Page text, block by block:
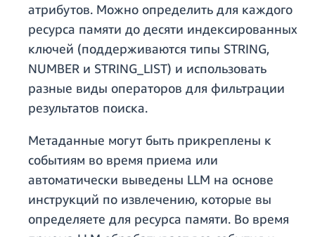
атрибутов. Можно определить для каждого
ресурса памяти до десяти индексированных
ключей (поддерживаются типы STRING,
NUMBER и STRING_LIST) и использовать
разные виды операторов для фильтрации
результатов поиска.
Метаданные могут быть прикреплены к
событиям во время приема или
автоматически выведены LLM на основе
инструкций по извлечению, которые вы
определяете для ресурса памяти. Во время